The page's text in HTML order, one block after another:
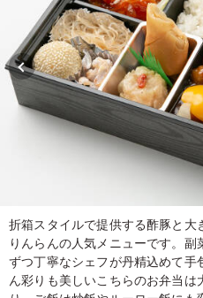
折箱スタイルで提供する酢豚と大
りんらんの人気メニューです。
ずつ丁寧なシェフが丹精込めて手
ん彩りも美しいこちらのお弁当は